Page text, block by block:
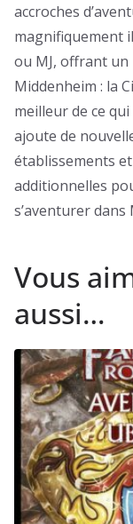
accroches
magnifiquement
ou MJ, offrant un
Middenheim : la
meilleur de ce
ajoute de
établissements
additionnelles
s’aventurer
Vous
aussi…